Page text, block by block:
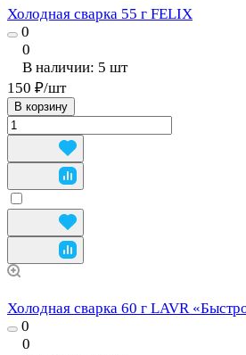
Холодная сварка 55 г FELIX
0
0
В наличии: 5 шт
150 ₽/шт
В корзину
Холодная сварка 60 г LAVR
0
0